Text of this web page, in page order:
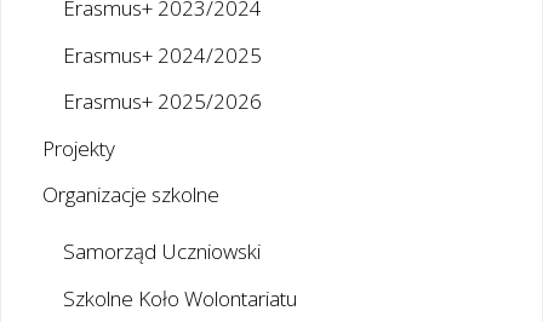
Erasmus+ 2023/2024
Erasmus+ 2024/2025
Erasmus+ 2025/2026
Projekty
Organizacje szkolne
Samorząd Uczniowski
Szkolne Koło Wolontariatu